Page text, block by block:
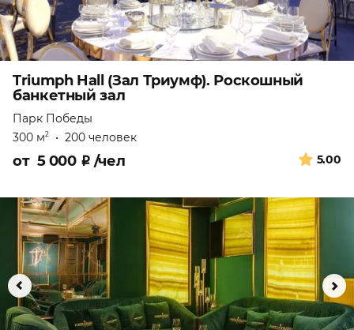
Triumph Hall (Зал Триумф). Роскошный
банкетный зал
Парк Победы
300 м2 • 200 человек
5.00
от 5 000 ₽ /чел